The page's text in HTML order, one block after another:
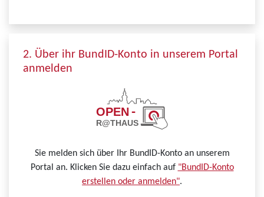
2. Über ihr BundID-Konto in unserem Portal
anmelden
Sie melden sich über Ihr BundID-Konto an unserem
Portal an. Klicken Sie dazu einfach auf "BundID-Konto
erstellen oder anmelden".